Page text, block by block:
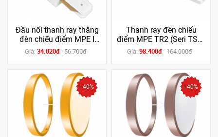
Đầu nối thanh ray thắng
đèn chiếu điểm MPE I
(Seri TSL , TSL2)
Giá: 34.020đ 56.700đ
Thanh ray đèn chiếu
điểm MPE TR2 (Seri TSL ,
TSL2)
Giá: 98.400đ 164.000đ
- 40% - 40%